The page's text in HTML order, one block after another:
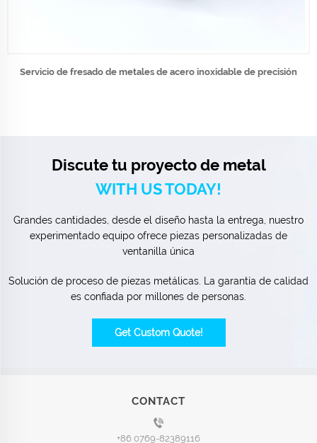
Servicio de fresado de metales de acero inoxidable de precisión
Discute tu proyecto de metal
WITH US TODAY!
Grandes cantidades, desde el diseño hasta la entrega, nuestro
experimentado equipo ofrece piezas personalizadas de
ventanilla única
Solución de proceso de piezas metálicas. La garantía de calidad
es confiada por millones de personas.
Get Custom Quote!
CONTACT
+86 0769-82389116